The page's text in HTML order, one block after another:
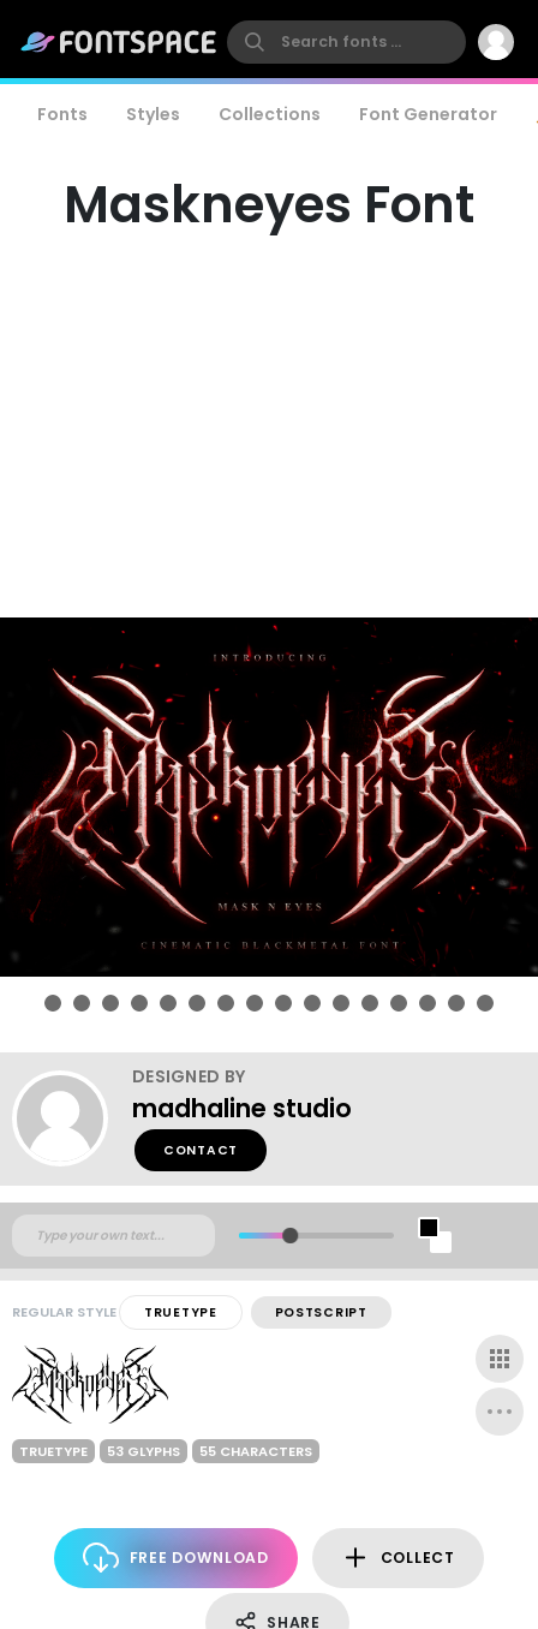
Fonts Styles Collections Font Generator
Maskneyes Font
DESIGNED BY
madhaline studio
CONTACT
REGULAR STYLE TRUETYPE POSTSCRIPT
TRUETYPE 53 GLYPHS 55 CHARACTERS
FREE DOWNLOAD COLLECT
SHARE